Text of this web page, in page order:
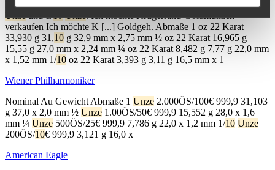
Münze. Seit 1980 gibt es zusätzlich die Stückelungen ½Unze, ¼
Unzeund 1/10 Unze. Ich möchte Krügerrand-Goldmünzen
verkaufen Ich möchte K [...] Goldgeh. Abmaße 1 oz 22 Karat
33,930 g 31,10 g 32,9 mm x 2,75 mm ½ oz 22 Karat 16,965 g
15,55 g 27,0 mm x 2,24 mm ¼ oz 22 Karat 8,482 g 7,77 g 22,0 mm
x 1,52 mm 1/10 oz 22 Karat 3,393 g 3,11 g 16,5 mm x 1
Wiener Philharmoniker
Nominal Au Gewicht Abmaße 1 Unze 2.000ÖS/100€ 999,9 31,103
g 37,0 x 2,0 mm ½ Unze 1.00ÖS/50€ 999,9 15,552 g 28,0 x 1,6
mm ¼ Unze 500ÖS/25€ 999,9 7,786 g 22,0 x 1,2 mm 1/10 Unze
200ÖS/10€ 999,9 3,121 g 16,0 x
American Eagle